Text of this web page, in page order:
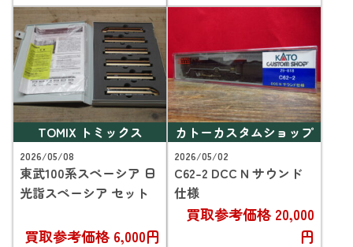
TOMIX トミックス
2026/05/08
東武100系スペーシア 日
光詣スペーシア セット
買取参考価格 6,000円
カトーカスタムショップ
2026/05/02
C62-2 DCC N サウンド
仕様
買取参考価格 20,000
円